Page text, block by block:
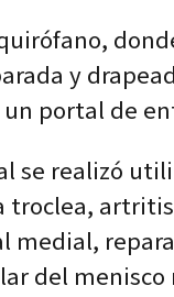
y
portal de
se realizó
troclea,
medial,
del